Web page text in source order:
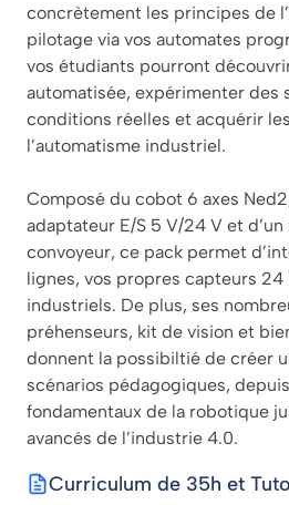
concrètement les principes de
pilotage via vos automates
vos étudiants pourront
automatisée, expérimenter des
conditions réelles et acquérir
l’automatisme industriel.
Composé du cobot 6 axes
adaptateur E/S 5 V/24 V et
convoyeur, ce pack permet
lignes, vos propres capteurs
industriels. De plus, ses
préhenseurs, kit de vision et
donnent la possibiltié de créer
scénarios pédagogiques,
fondamentaux de la robotique
avancés de l’industrie 4.0.
Curriculum de 35h et